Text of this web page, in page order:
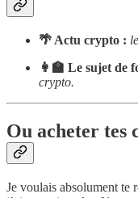
🌴 Actu crypto :
👩‍🏫 Le sujet de
crypto.
Ou acheter tes
Je voulais absolument te